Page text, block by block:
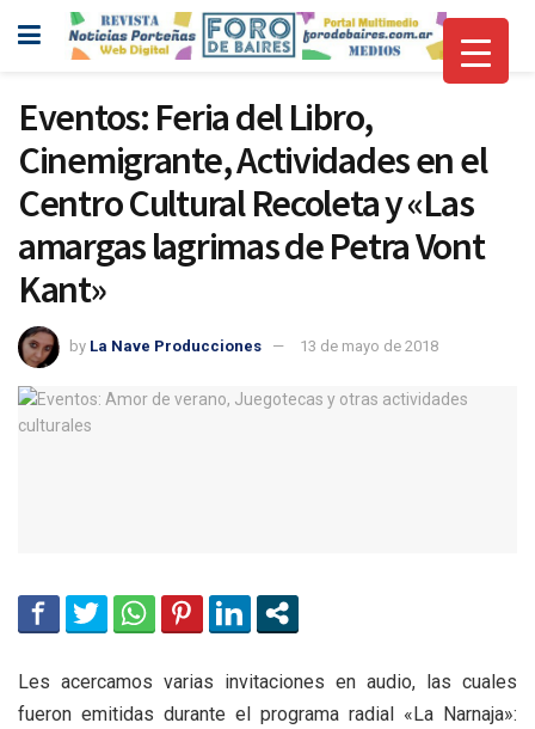
Eventos: Feria del Libro,
Cinemigrante, Actividades en el
Centro Cultural Recoleta y «Las
amargas lagrimas de Petra Vont
Kant»
by La Nave Producciones 13 de mayo de 2018
Les acercamos varias invitaciones en audio, las cuales
fueron emitidas durante el programa radial «La Narnaja»: